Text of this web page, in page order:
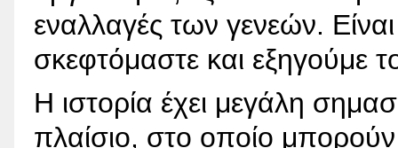
εναλλαγές των γενεών.
σκεφτόμαστε και εξηγούμε
Η ιστορία έχει μεγάλη
πλαίσιο, στο οποίο